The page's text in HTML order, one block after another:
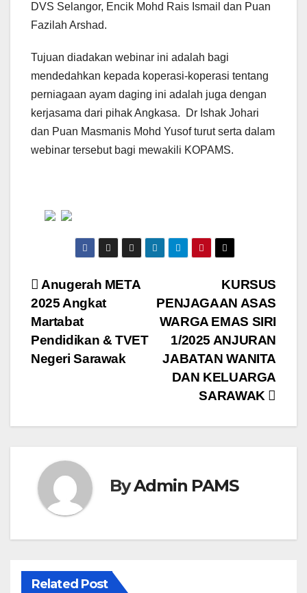
DVS Selangor, Encik Mohd Rais Ismail dan Puan
Fazilah Arshad.
Tujuan diadakan webinar ini adalah bagi
mendedahkan kepada koperasi-koperasi tentang
perniagaan ayam daging ini adalah juga dengan
kerjasama dari pihak Angkasa. Dr Ishak Johari
dan Puan Masmanis Mohd Yusof turut serta dalam
webinar tersebut bagi mewakili KOPAMS.
Post
navigation
KURSUS
PENJAGAAN ASAS
WARGA EMAS SIRI
1/2025 ANJURAN
JABATAN WANITA
DAN KELUARGA
SARAWAK
Anugerah META
2025 Angkat
Martabat
Pendidikan & TVET
Negeri Sarawak
ByAdmin PAMS
Related Post